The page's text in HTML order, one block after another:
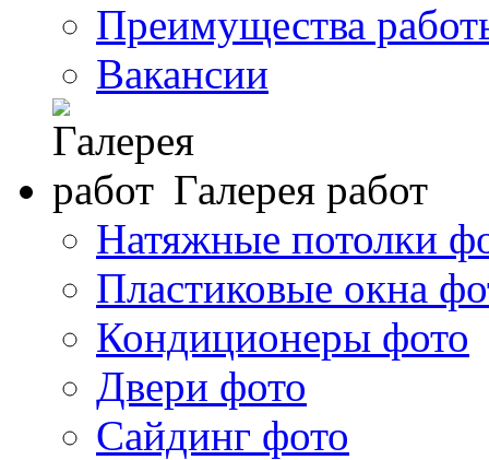
Преимущества
Вакансии
Галерея работ
Натяжные потолки
Пластиковые окна
Кондиционеры фото
Двери фото
Сайдинг фото